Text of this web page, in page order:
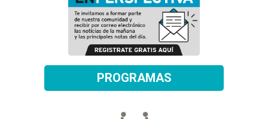
PROGRAMAS